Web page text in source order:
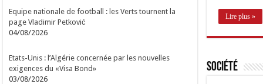
Lire plus »
Société
Equipe nationale de football : les Verts tournent la
page Vladimir Petković
04/08/2026
Etats-Unis : l’Algérie concernée par les nouvelles
exigences du «Visa Bond»
03/08/2026